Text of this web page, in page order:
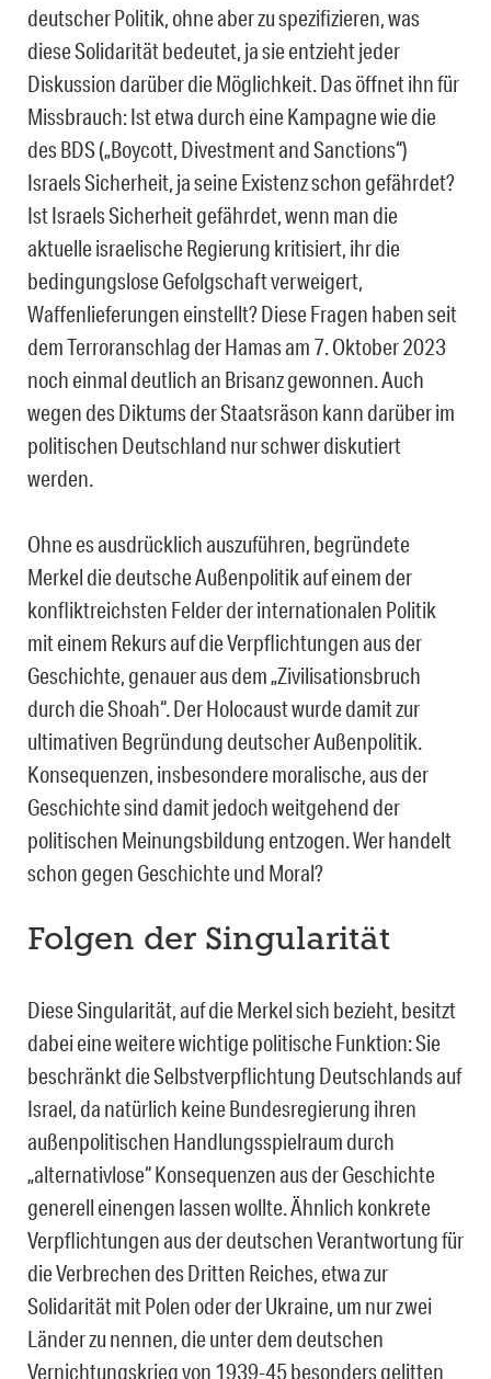
deutscher Politik, ohne aber zu spezifizieren, was
diese Solidarität bedeutet, ja sie entzieht jeder
Diskussion darüber die Möglichkeit. Das öffnet ihn für
Missbrauch: Ist etwa durch eine Kampagne wie die
des BDS („Boycott, Divestment and Sanctions“)
Israels Sicherheit, ja seine Existenz schon gefährdet?
Ist Israels Sicherheit gefährdet, wenn man die
aktuelle israelische Regierung kritisiert, ihr die
bedingungslose Gefolgschaft verweigert,
Waffenlieferungen einstellt? Diese Fragen haben seit
dem Terroranschlag der Hamas am 7. Oktober 2023
noch einmal deutlich an Brisanz gewonnen. Auch
wegen des Diktums der Staatsräson kann darüber im
politischen Deutschland nur schwer diskutiert
werden.
Ohne es ausdrücklich auszuführen, begründete
Merkel die deutsche Außenpolitik auf einem der
konfliktreichsten Felder der internationalen Politik
mit einem Rekurs auf die Verpflichtungen aus der
Geschichte, genauer aus dem „Zivilisationsbruch
durch die Shoah“. Der Holocaust wurde damit zur
ultimativen Begründung deutscher Außenpolitik.
Konsequenzen, insbesondere moralische, aus der
Geschichte sind damit jedoch weitgehend der
politischen Meinungsbildung entzogen. Wer handelt
schon gegen Geschichte und Moral?
Folgen der Singularität
Diese Singularität, auf die Merkel sich bezieht, besitzt
dabei eine weitere wichtige politische Funktion: Sie
beschränkt die Selbstverpflichtung Deutschlands auf
Israel, da natürlich keine Bundesregierung ihren
außenpolitischen Handlungsspielraum durch
„alternativlose“ Konsequenzen aus der Geschichte
generell einengen lassen wollte. Ähnlich konkrete
Verpflichtungen aus der deutschen Verantwortung für
die Verbrechen des Dritten Reiches, etwa zur
Solidarität mit Polen oder der Ukraine, um nur zwei
Länder zu nennen, die unter dem deutschen
Vernichtungskrieg von 1939-45 besonders gelitten